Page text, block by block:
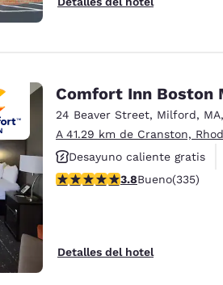
Comfort Inn Boston
24 Beaver Street, Milford, MA,
A 41.29 km de Cranston,
Desayuno caliente gratis
Para no fumar
Calificación de 3.83 estrellas.
3.8Bueno(335)
Detalles del hotel